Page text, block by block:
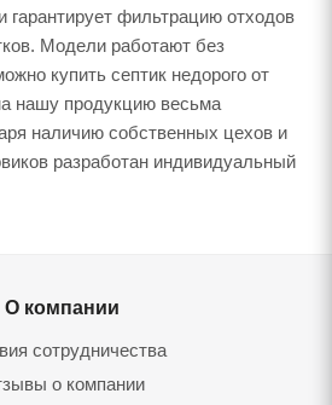
гарантирует фильтрацию отходов
Модели работают без
купить септик недорого от
нашу продукцию весьма
наличию собственных цехов и
разработан индивидуальный
О компании
сотрудничества
о компании